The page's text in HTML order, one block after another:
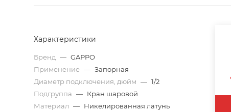
Характеристики
Бренд — GAPPO
Применение — Запорная
Диаметр подключения, дюйм — 1/2
Подгруппа — Кран шаровой
Материал — Никелированная латунь